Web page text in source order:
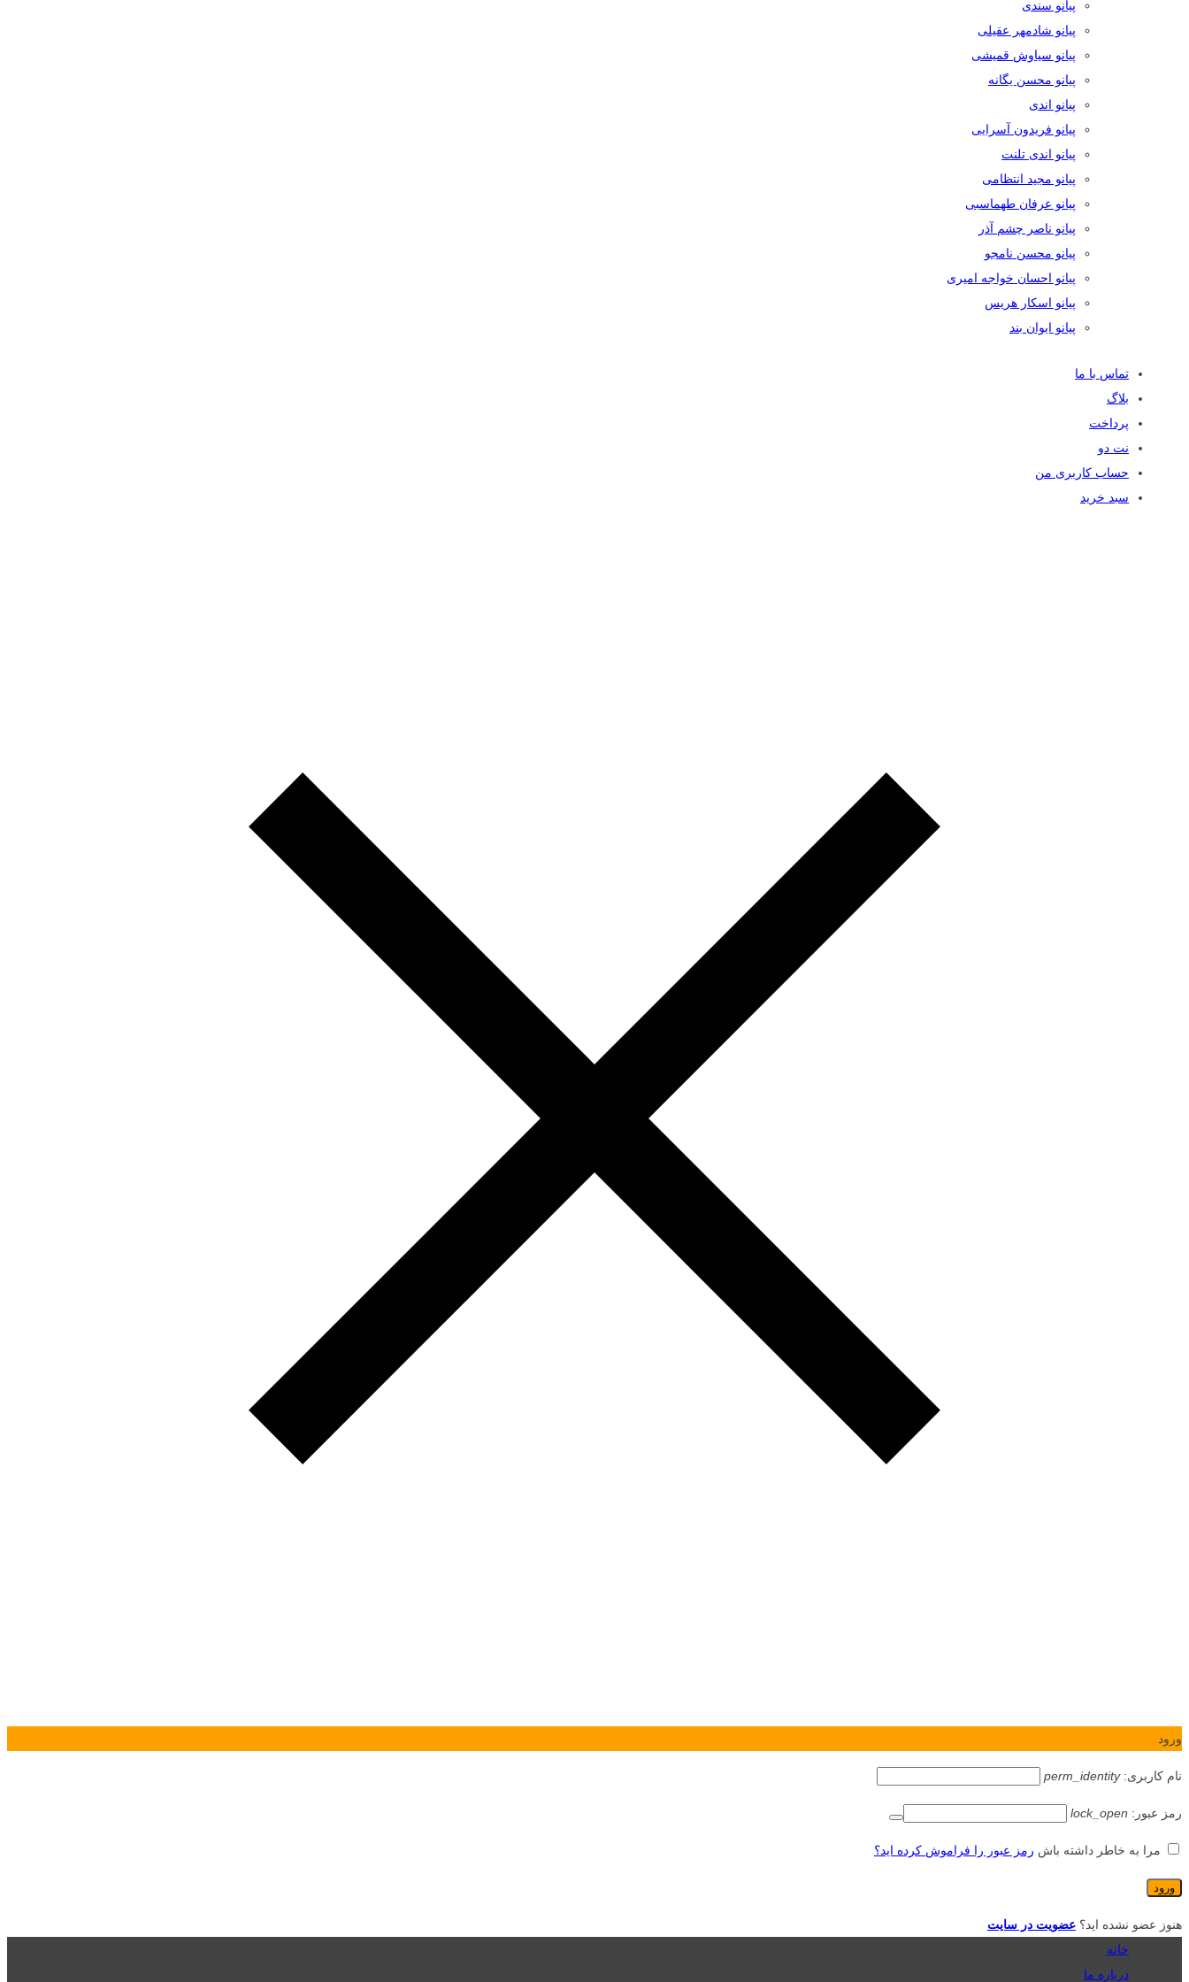
پیانو سندی
پیانو شادمهر عقیلی
پیانو سیاوش قمیشی
پیانو محسن یگانه
پیانو اندی
پیانو فریدون آسرایی
پیانو اندی تلنت
پیانو مجید انتظامی
پیانو عرفان طهماسبی
پیانو ناصر چشم آذر
پیانو محسن نامجو
پیانو احسان خواجه امیری
پیانو اسکار هریس
پیانو ایوان بند
تماس با ما
بلاگ
پرداخت
نت دو
حساب کاربری من
سبد خرید
ورود
نام کاربری:perm_identity
رمز عبور: lock_open
مرا به خاطر داشته باش رمز عبور را فراموش کرده اید؟
هنوز عضو نشده اید؟ عضویت در سایت
خانه
درباره ما